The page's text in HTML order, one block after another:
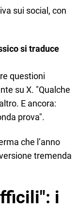
sui social, con
si traduce
questioni
su X. "Qualche
E ancora:
prova".
che l’anno
tremenda
i